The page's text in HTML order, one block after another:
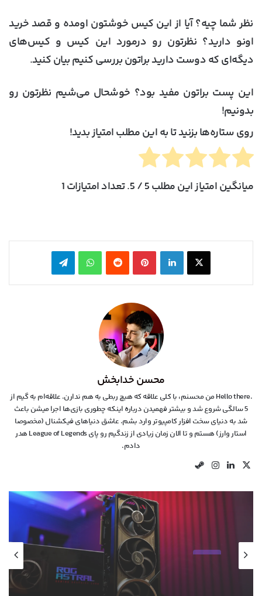
نظر شما چیه؟ آیا از این کیس خوشتون اومده و قصد خرید
اونو دارید؟ نظرتون رو درمورد این کیس و کیس‌های
دیگه‌ای که دوست دارید براتون بررسی کنیم بیان کنید.
این پست براتون مفید بود؟ خوشحال می‌شیم نظرتون رو
بدونیم!
روی ستاره‌ها بزنید تا به این مطلب امتیاز بدید!
میانگین امتیاز این مطلب5/ 5. تعداد امتیازات 1
X لینکدین ‫پین‌ترست‫رددیت واتس آپ تلگرام
محسن خدابخش
.Hello there من محسنم، با کلی علاقه که هیچ ربطی به هم ندارن. علاقه‌ام به گیم از
5 سالگی شروع شد و بیشتر فهمیدن درباره اینکه چطوری بازی‌ها اجرا میشن باعث
شد به دنیای سخت افزار کامپیوتر وارد بشم. عاشق دنیاهای فیکشنال (مخصوصا
استار وارز) هستم و تا الان زمان زیادی از زندگیم رو پای League of Legends هدر
دادم.
X لینکدیناینستاگرام
موج عجیب گرانی کارت گرافیک‌های RTX 50 در بازار